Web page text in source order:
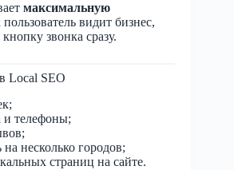
максимальную
пользователь видит бизнес,
звонка сразу.
Local SEO
и телефоны;
несколько городов;
страниц на сайте.